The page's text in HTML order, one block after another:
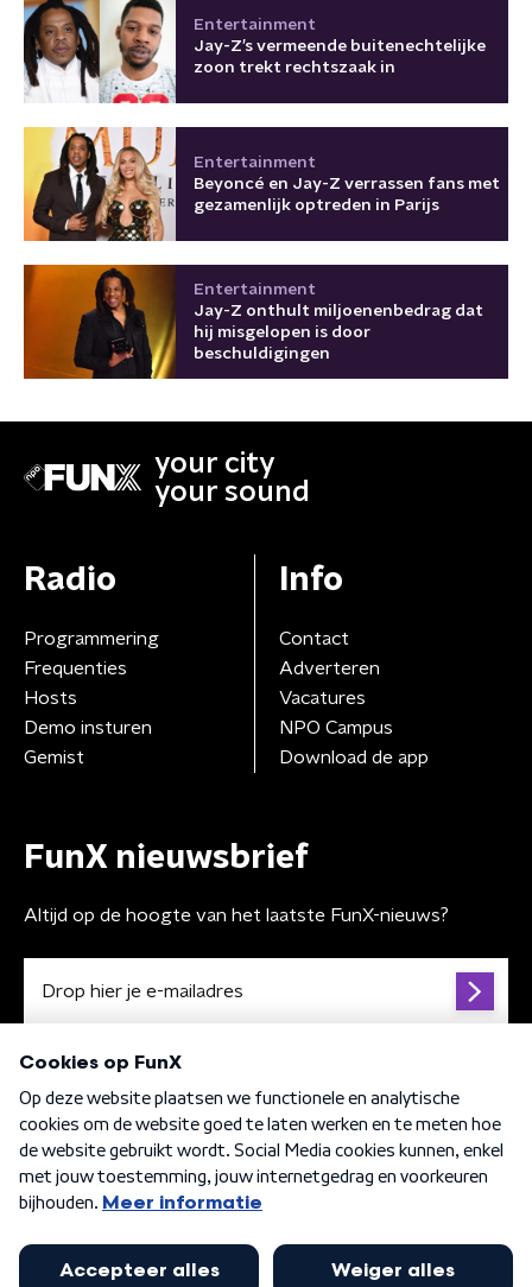
Entertainment
Jay-Z’s vermeende buitenechtelijke
zoon trekt rechtszaak in
Entertainment
Beyoncé en Jay-Z verrassen fans met
gezamenlijk optreden in Parijs
Entertainment
Jay-Z onthult miljoenenbedrag dat
hij misgelopen is door
beschuldigingen
your city
your sound
Radio
Programmering
Frequenties
Hosts
Demo insturen
Gemist
Info
Contact
Adverteren
Vacatures
NPO Campus
Download de app
FunX nieuwsbrief
Altijd op de hoogte van het laatste FunX-nieuws?
Algemene voorwaarden Privacybeleid